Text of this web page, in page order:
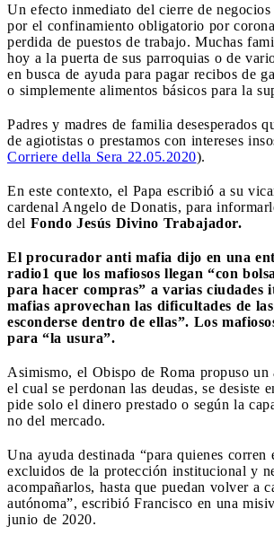
Un efecto inmediato del cierre de
por el confinamiento obligatorio por
perdida de puestos de trabajo. Muchas
hoy a la puerta de sus parroquias o de
en busca de ayuda para pagar recibos de
o simplemente alimentos básicos para la
Padres y madres de familia desesperados
de agiotistas o prestamos con intereses
Corriere della Sera 22.05.2020).
En este contexto, el Papa escribió a su
cardenal Angelo de Donatis, para
del Fondo Jesús Divino Trabajador.
El procurador anti mafia dijo en una
radio1 que los mafiosos llegan “con
para hacer compras” a varias ciudades
mafias aprovechan las dificultades de
esconderse dentro de ellas”. Los
para “la usura”.
Asimismo, el Obispo de Roma propuso un
el cual se perdonan las deudas, se desiste
pide solo el dinero prestado o según la
no del mercado.
Una ayuda destinada “para quienes corren
excluidos de la protección institucional y
acompañarlos, hasta que puedan volver a
autónoma”, escribió Francisco en una
junio de 2020.